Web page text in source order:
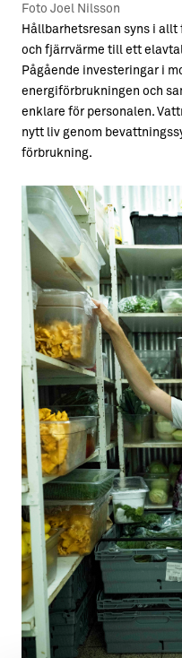
Foto Joel Nilsson
Hållbarhetsresan syns i
och fjärrvärme till ett
Pågående investeringar i
energiförbrukningen och
enklare för personalen.
nytt liv genom
förbrukning.